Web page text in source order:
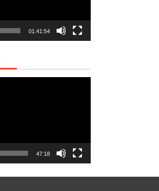
01:41:54
47:18